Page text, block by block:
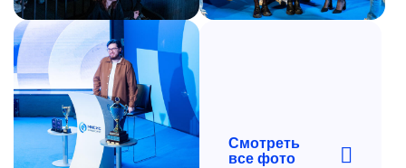
Смотреть
все фото